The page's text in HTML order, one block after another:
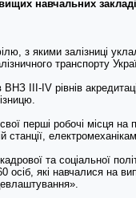
навчальних
з якими залізниці
транспорту
ІІІ-ІV рівнів
перші робочі місця
та соціальної
осіб, які навчалися на